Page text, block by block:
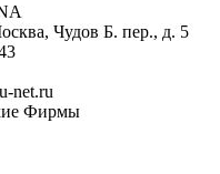
Чудов Б. пер., д. 5
net.ru
Фирмы